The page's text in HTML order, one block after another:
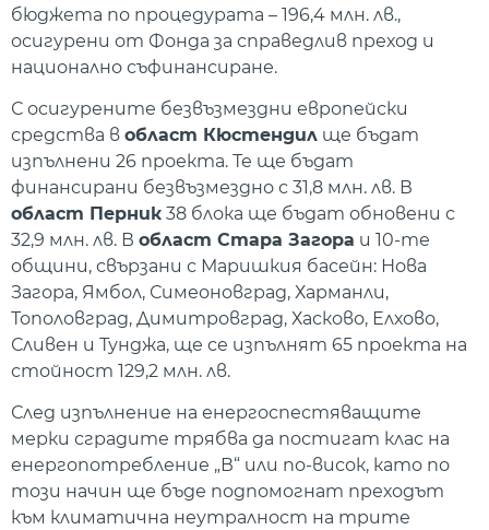
бюджета по процедурата – 196,4 млн. лв.,
осигурени от Фонда за справедлив преход и
национално съфинансиране.
С осигурените безвъзмездни европейски
средства в област Кюстендил ще бъдат
изпълнени 26 проекта. Те ще бъдат
финансирани безвъзмездно с 31,8 млн. лв. В
област Перник 38 блока ще бъдат обновени с
32,9 млн. лв. В област Стара Загора и 10-те
общини, свързани с Маришкия басейн: Нова
Загора, Ямбол, Симеоновград, Харманли,
Тополовград, Димитровград, Хасково, Елхово,
Сливен и Тунджа, ще се изпълнят 65 проекта на
стойност 129,2 млн. лв.
След изпълнение на енергоспестяващите
мерки сградите трябва да постигат клас на
енергопотребление „В“ или по-висок, като по
този начин ще бъде подпомогнат преходът
към климатична неутралност на трите